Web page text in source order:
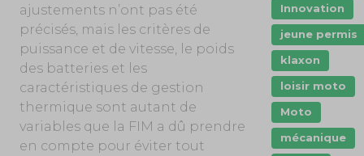
ajustements n’ont pas été
précisés, mais les critères de
puissance et de vitesse, le poids
des batteries et les
caractéristiques de gestion
thermique sont autant de
variables que la FIM a dû prendre
en compte pour éviter tout
Innovation
jeune permis
klaxon
loisir moto
Moto
mécanique